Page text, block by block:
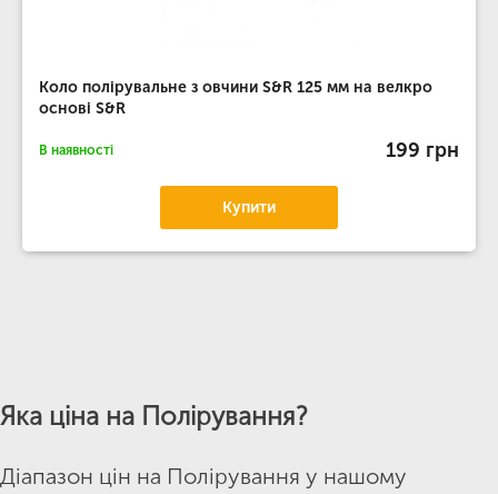
Коло полірувальне з овчини S&R 125 мм на велкро
основі S&R
В наявності 199 грн
Купити
Яка ціна на Полірування?
Діапазон цін на Полірування у нашому